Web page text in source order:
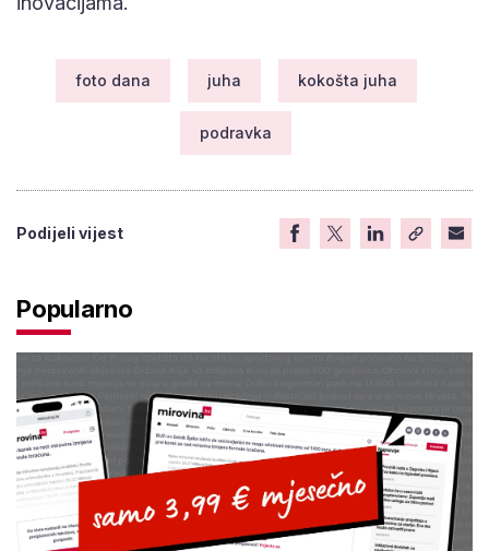
foto dana juha kokošta juha
podravka
Podijeli vijest
Popularno